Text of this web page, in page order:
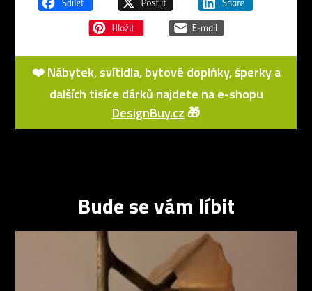
❤️ Nábytek, svítidla, bytové doplňky, šperky a
dalších tisíce dárků najdete na e-shopu
DesignBuy.cz 🎁
Bude se vám líbit